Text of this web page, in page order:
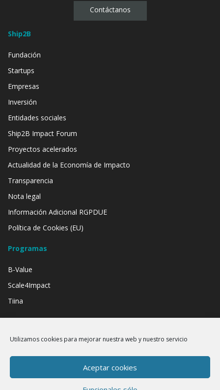
Utilizamos cookies para mejorar nuestra web y nuestro servicio
Aceptar cookies
Contáctanos
Ship2B
Fundación
Startups
Empresas
Inversión
Entidades sociales
Ship2B Impact Forum
Proyectos acelerados
Actualidad de la Economía de Impacto
Transparencia
Nota legal
Información Adicional RGPDUE
Política de Cookies (EU)
Programas
B-Value
Scale4Impact
Tiina